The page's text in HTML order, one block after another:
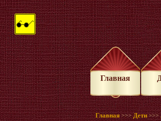
Главная
Главная >>>Дети >>>